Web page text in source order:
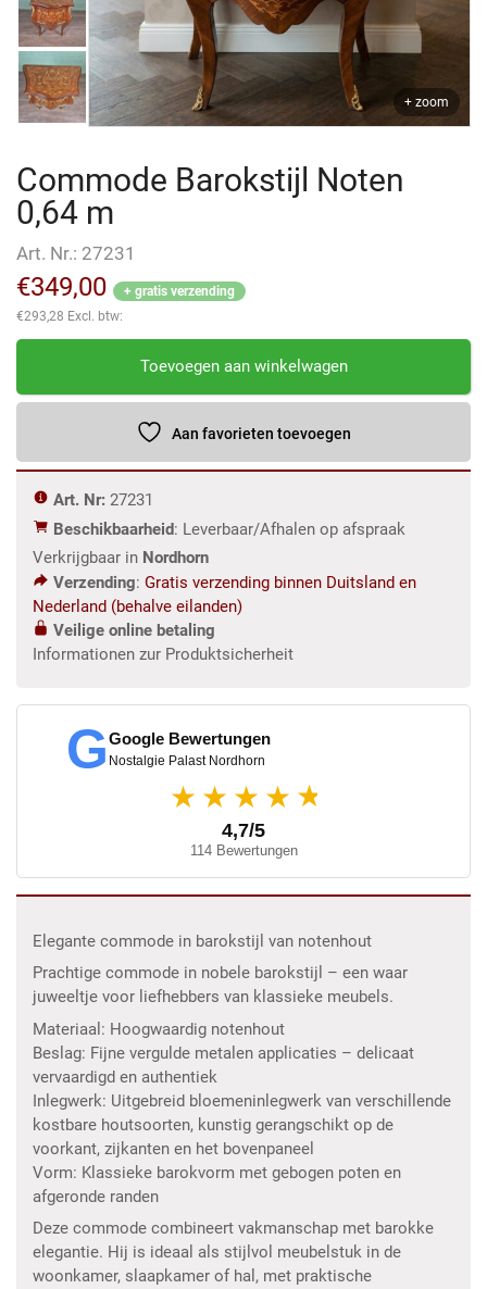
+ zoom
Commode Barokstijl Noten
0,64 m
Art. Nr.: 27231
€349,00
+ gratis verzending
€293,28 Excl. btw:
Commode
Noten
m
aantal
Toevoegen aan winkelwagen
Aan favorieten toevoegen
Art. Nr: 27231
Beschikbaarheid: Leverbaar/Afhalen op afspraak
Verkrijgbaar in Nordhorn
Verzending: Gratis verzending binnen Duitsland en
Nederland (behalve eilanden)
Veilige online betaling
Informationen zur Produktsicherheit
GGoogle Bewertungen
Nostalgie Palast Nordhorn
★★★★ ★
4,7/5
114 Bewertungen
Elegante commode in barokstijl van notenhout
Prachtige commode in nobele barokstijl – een waar
juweeltje voor liefhebbers van klassieke meubels.
Materiaal: Hoogwaardig notenhout
Beslag: Fijne vergulde metalen applicaties – delicaat
vervaardigd en authentiek
Inlegwerk: Uitgebreid bloemeninlegwerk van verschillende
kostbare houtsoorten, kunstig gerangschikt op de
voorkant, zijkanten en het bovenpaneel
Vorm: Klassieke barokvorm met gebogen poten en
afgeronde randen
Deze commode combineert vakmanschap met barokke
elegantie. Hij is ideaal als stijlvol meubelstuk in de
woonkamer, slaapkamer of hal, met praktische